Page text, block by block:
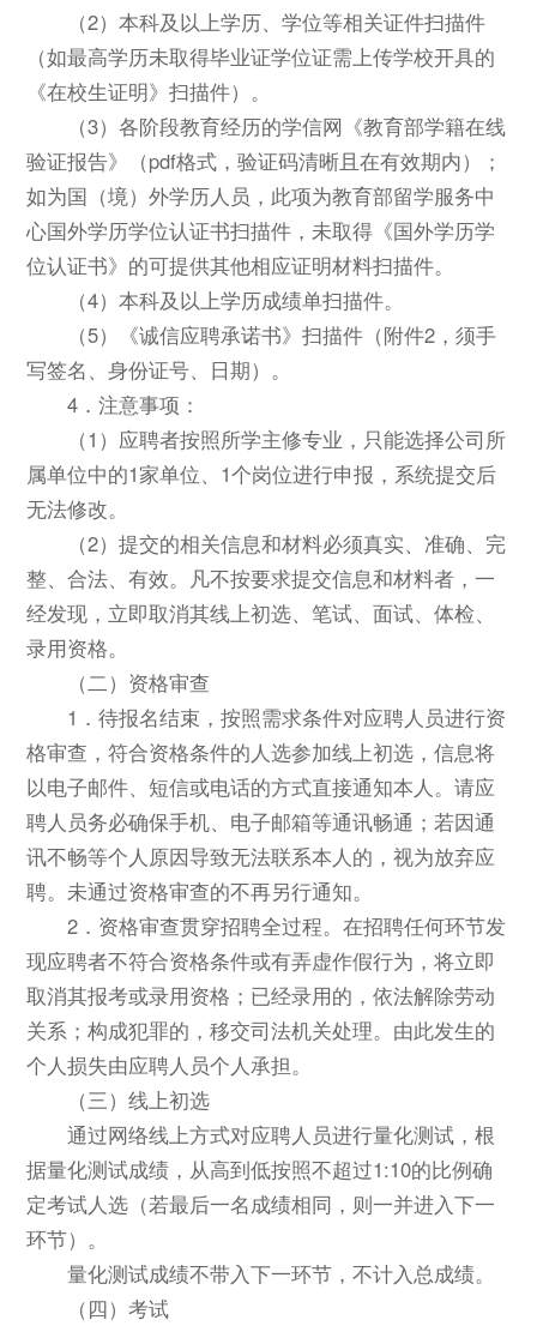
（2）本科及以上学历、学位等相关证件扫描件
（如最高学历未取得毕业证学位证需上传学校开具的
《在校生证明》扫描件）。
（3）各阶段教育经历的学信网《教育部学籍在线
验证报告》（pdf格式，验证码清晰且在有效期内）；
如为国（境）外学历人员，此项为教育部留学服务中
心国外学历学位认证书扫描件，未取得《国外学历学
位认证书》的可提供其他相应证明材料扫描件。
（4）本科及以上学历成绩单扫描件。
（5）《诚信应聘承诺书》扫描件（附件2，须手
写签名、身份证号、日期）。
4．注意事项：
（1）应聘者按照所学主修专业，只能选择公司所
属单位中的1家单位、1个岗位进行申报，系统提交后
无法修改。
（2）提交的相关信息和材料必须真实、准确、完
整、合法、有效。凡不按要求提交信息和材料者，一
经发现，立即取消其线上初选、笔试、面试、体检、
录用资格。
（二）资格审查
1．待报名结束，按照需求条件对应聘人员进行资
格审查，符合资格条件的人选参加线上初选，信息将
以电子邮件、短信或电话的方式直接通知本人。请应
聘人员务必确保手机、电子邮箱等通讯畅通；若因通
讯不畅等个人原因导致无法联系本人的，视为放弃应
聘。未通过资格审查的不再另行通知。
2．资格审查贯穿招聘全过程。在招聘任何环节发
现应聘者不符合资格条件或有弄虚作假行为，将立即
取消其报考或录用资格；已经录用的，依法解除劳动
关系；构成犯罪的，移交司法机关处理。由此发生的
个人损失由应聘人员个人承担。
（三）线上初选
通过网络线上方式对应聘人员进行量化测试，根
据量化测试成绩，从高到低按照不超过1:10的比例确
定考试人选（若最后一名成绩相同，则一并进入下一
环节）。
量化测试成绩不带入下一环节，不计入总成绩。
（四）考试